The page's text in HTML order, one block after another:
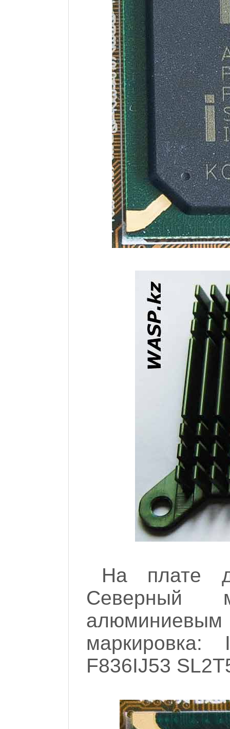
На плате
Северный
маркировка:
F836IJ53